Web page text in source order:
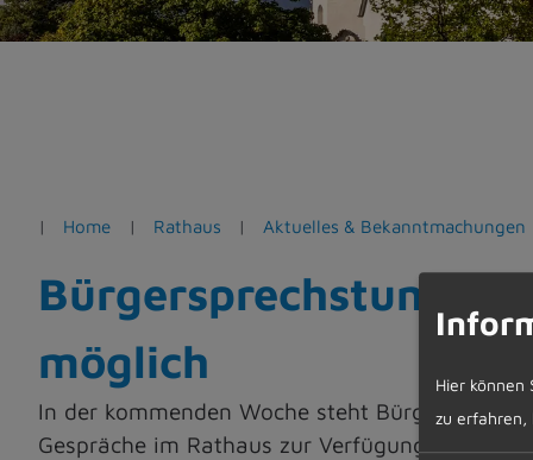
e
n
Home Rathaus Aktuelles & Bekanntmachungen
Bürgersprechstunden
möglich
In der kommenden Woche steht
Gespräche im Rathaus zur Verfügung.
Hier können
zu erfahren,